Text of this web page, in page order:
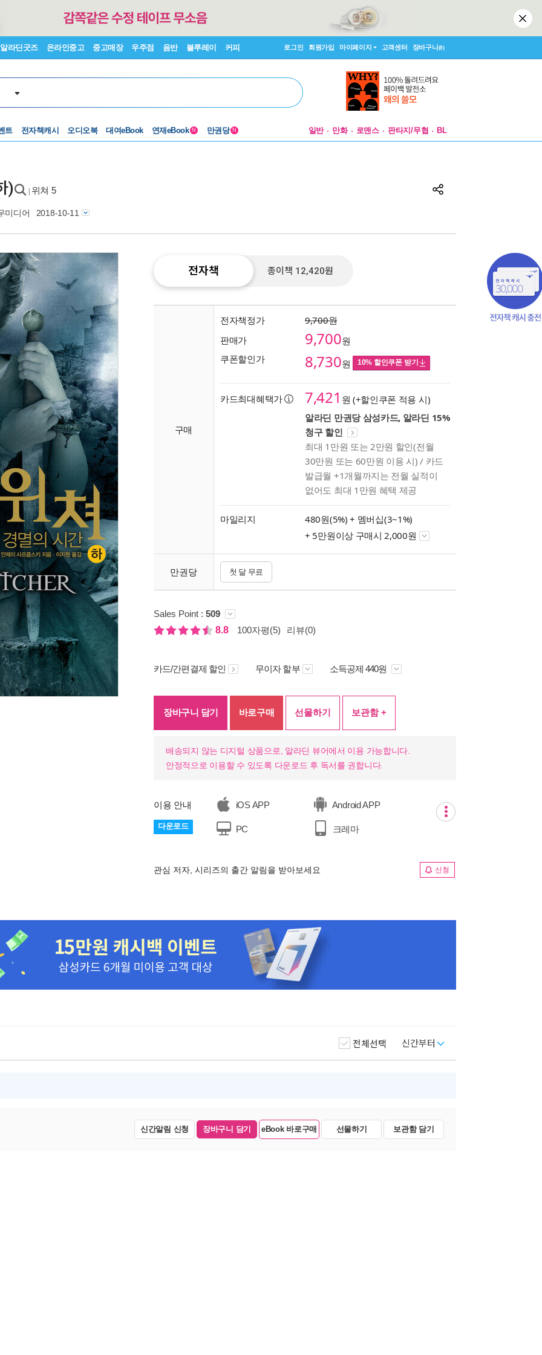
알라딘굿즈 온라인중고 중고매장 우주점 음반 블루레이 커피 로그인 회원가입 마이페이지 고객센터 장바구니(0)
트 전자책캐시 오디오북 대여eBook 연재eBook N 만권당 N 일반 만화 로맨스 판타지/무협 BL
) 위쳐 5
미디어 2018-10-11
전자책 종이책 12,420원
구매
전자책정가
9,700원
판매가
9,700원
쿠폰할인가
8,730원 10% 할인쿠폰 받기
카드최대혜택가 7,421 원 (+할인쿠폰 적용 시)
알라딘 만권당 삼성카드, 알라딘 15%
청구 할인
최대 1만원 또는 2만원 할인(전월
30만원 또는 60만원 이용 시) / 카드
발급월 +1개월까지는 전월 실적이
없어도 최대 1만원 혜택 제공
마일리지 480원(5%) + 멤버십(3~1%)
+ 5만원이상 구매시 2,000원
만권당 첫 달 무료
Sales Point : 509
8.8
100자평(5) 리뷰(0)
카드/간편결제 할인 무이자 할부 소득공제 440원
장바구니 담기 바로구매 선물하기 보관함 +
배송되지 않는 디지털 상품으로, 알라딘 뷰어에서 이용 가능합니다.
안정적으로 이용할 수 있도록 다운로드 후 독서를 권합니다.
이용 안내
다운로드
iOS APP Android APP
PC 크레마
관심 저자, 시리즈의 출간 알림을 받아보세요 신청
신간부터
전체선택
신간알림 신청 장바구니 담기 eBook 바로구매 선물하기 보관함 담기